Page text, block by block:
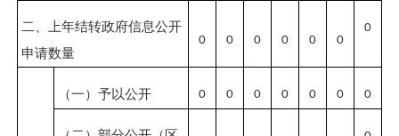
二、上年结转政府信息公开
申请数量
0 0 0 0 0 0
0
（一）予以公开 0 0 0 0 0 0 0